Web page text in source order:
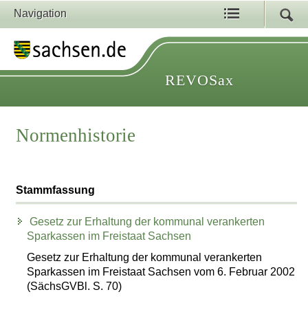
Navigation
REVOSax
Normenhistorie
Stammfassung
Gesetz zur Erhaltung der kommunal verankerten
Sparkassen im Freistaat Sachsen
Gesetz zur Erhaltung der kommunal verankerten
Sparkassen im Freistaat Sachsen vom 6. Februar 2002
(SächsGVBl. S. 70)